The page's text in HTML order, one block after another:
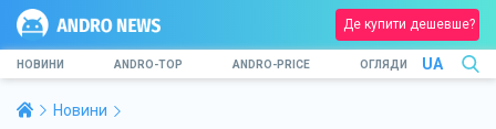
Де купити дешевше?
НОВИНИ ANDRO-TOP ANDRO-PRICE ОГЛЯДИ UA
Новини